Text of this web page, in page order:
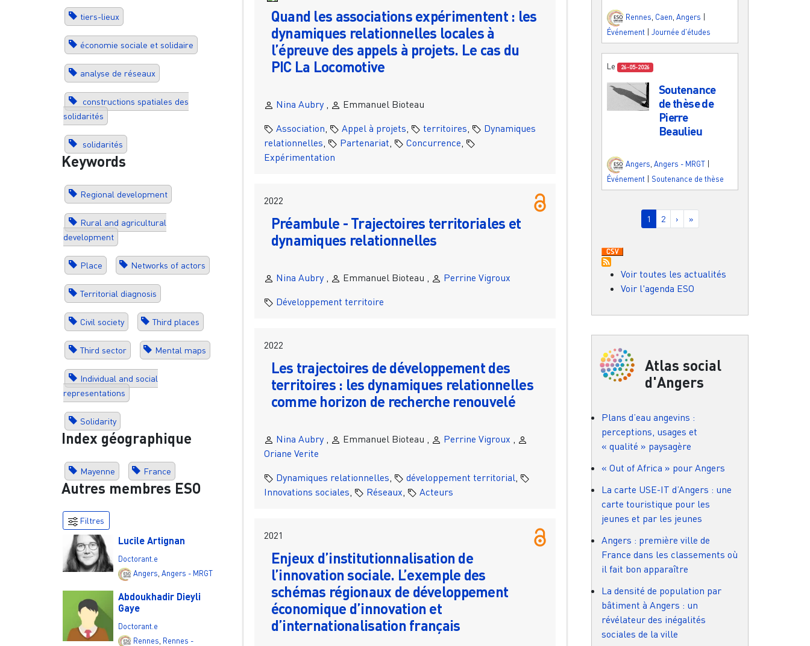
tiers-lieux
économie sociale et solidaire
analyse de réseaux
constructions spatiales des
solidarités
solidarités
Keywords
Regional development
Rural and agricultural
development
Place Networks of actors
Territorial diagnosis
Civil society Third places
Third sector Mental maps
Individual and social
representations
Solidarity
Index géographique
Mayenne France
Autres membres ESO
Filtres
Lucile Artignan
Doctorant.e
Angers ,Angers - MRGT
Abdoukhadir Dieyli
Gaye
Doctorant.e
Rennes Rennes -
Quand les associations expérimentent : les
dynamiques relationnelles locales à
l’épreuve des appels à projets. Le cas du
PIC La Locomotive
Nina Aubry,
Emmanuel Bioteau
Association
Appel à projets territoires
Dynamiques
relationnelles
Partenariat Concurrence
Expérimentation
2022
Préambule - Trajectoires territoriales et
dynamiques relationnelles
Nina Aubry, Emmanuel Bioteau ,
Perrine Vigroux
Développement territoire
2022
Les trajectoires de développement des
territoires : les dynamiques relationnelles
comme horizon de recherche renouvelé
Nina Aubry, Emmanuel Bioteau , Perrine Vigroux
Oriane Verite
Dynamiques relationnelles
développement territorial
Innovations sociales
Réseaux Acteurs
2021
Enjeux d’institutionnalisation de
l’innovation sociale. L’exemple des
schémas régionaux de développement
économique d’innovation et
d’internationalisation français
Rennes, Caen, Angers
Événement
Journée d'études
Le 26-05-2026
Soutenance
de thèse de
Pierre
Beaulieu
Angers Angers - MRGT
Événement | Soutenance de thèse
Pagination
Page courante
1 Page
2 Page suivante
› Dernière page
»
Voir toutes les actualités
Voir l'agenda ESO
Atlas social
d'Angers
Plans d’eau angevins :
perceptions, usages et
« qualité » paysagère
« Out of Africa » pour Angers
La carte USE-IT d’Angers : une
carte touristique pour les
jeunes et par les jeunes
Angers : première ville de
France dans les classements où
il fait bon apparaître
La densité de population par
bâtiment à Angers : un
révélateur des inégalités
sociales de la ville